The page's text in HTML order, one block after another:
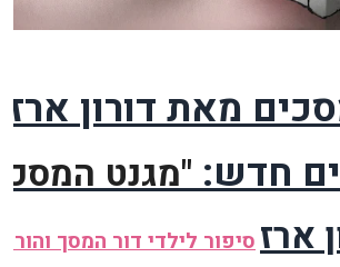
מאת דורון ארז
חדש:"מגנט
ארזסיפור לילדי דור המסך